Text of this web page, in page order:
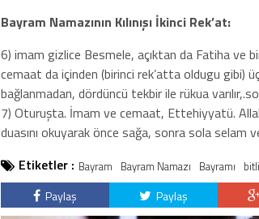
Bayram Namazının Kılınışı İkinci Rek’at:
6) imam gizlice Besmele, açıktan da Fatiha ve
cemaat da içinden (birinci rek’atta oldugu gibi)
bağlanmadan, dördüncü tekbir ile rükua
7) Oturuşta. İmam ve cemaat, Ettehiyyatü.
duasını okuyarak önce sağa, sonra sola selam
Etiketler : Bayram Bayram Namazı Bayramı
Paylaş Paylaş